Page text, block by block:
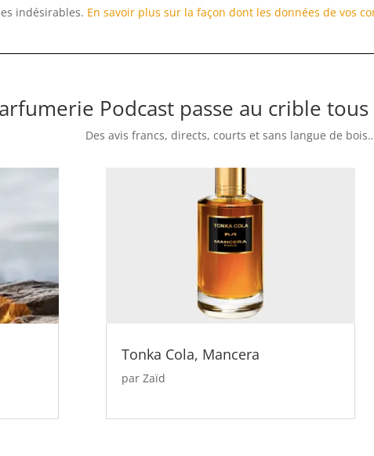
indésirables. En savoir plus sur la façon dont les données de vos
Podcast passe au crible
Des avis francs, directs, courts et sans langue de
Tonka Cola, Mancera
par Zaïd